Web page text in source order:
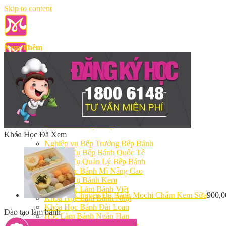
Skip to content
Giới Thiệu
Giảng Viên
Cơ Sở Vật Chất
Học Làm Bánh
Nghiệp vụ Bếp Trưởng Bếp Bánh
Nghiệp Vụ Bếp Bánh Quốc Tế
Nghiệp Vụ Quản Lý Bếp Bánh
Khóa Học Bánh Mì Nâng Cao
Nghiệp Vụ Bánh Kem
Khóa Học Làm Bánh Việt
Khóa Học Làm Bánh Nhật
Khóa Học Bánh Đài Loan
Học Làm Bánh Ngắn Hạn
Xem Thêm
Khóa Học Đã Xem
Chuyên Đề Bánh Mochi Chấm Kem Sữa
Đào tạo làm bánh